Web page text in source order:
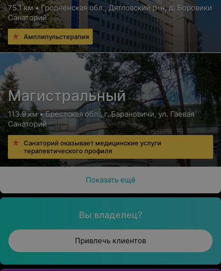
75.1 км • Гродненская обл., Дятловский р-н, д. Боровики
Санаторий
Амплипульстерапия
Магистральный
113.9 км • Брестская обл., г. Барановичи, ул. Гаевая
Санаторий
Санаторий оказывает медицинские услуги
терапевтического профиля
Показать ещё
Вы владелец?
Привлечь клиентов